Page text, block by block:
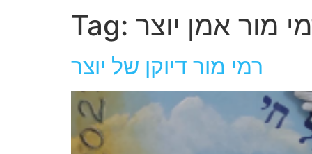
Tag: מור אמן יוצר
רמי מור דיוקן של יוצר